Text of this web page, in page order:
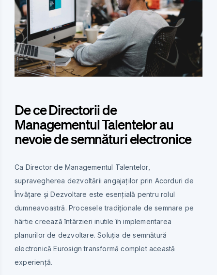
De ce Directorii de
Managementul Talentelor au
nevoie de semnături electronice
Ca Director de Managementul Talentelor,
supravegherea dezvoltării angajaților prin Acorduri de
Învățare și Dezvoltare este esențială pentru rolul
dumneavoastră. Procesele tradiționale de semnare pe
hârtie creează întârzieri inutile în implementarea
planurilor de dezvoltare. Soluția de semnătură
electronică Eurosign transformă complet această
experiență.